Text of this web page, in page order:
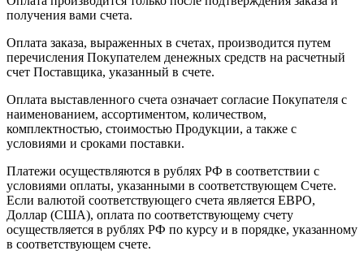
получения вами счета.
Оплата заказа, выраженных в счетах, производится путем
перечисления Покупателем денежных средств на расчетный
счет Поставщика, указанный в счете.
Оплата выставленного счета означает согласие Покупателя с
наименованием, ассортиментом, количеством,
комплектностью, стоимостью Продукции, а также с
условиями и сроками поставки.
Платежи осуществляются в рублях РФ в соответствии с
условиями оплаты, указанными в соответствующем Счете.
Если валютой соответствующего счета является ЕВРО,
Доллар (США), оплата по соответствующему cчету
осуществляется в рублях РФ по курсу и в порядке, указанному
в соответствующем cчете.